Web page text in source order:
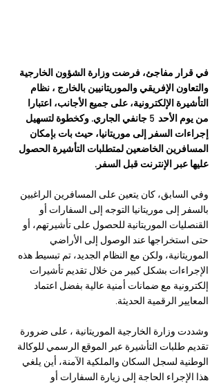
في قرار مفاجئ، فرضت وزارة الشؤون الخارجية
والتعاون الإفريقي والموريتانيين بالخارج ، نظام
التأشيرة الإلكترونية، على جميع الأجانب، اعتبارا
من يوم الأحد  5 جانفي الجاري. وكخطوة لتسهيل
إجراءات السفر إلى موريتانيا، حيث بات بإمكان
المسافرين الخاضعين لمتطلبات التأشيرة الحصول
عليها عبر الإنترنت قبل السفر.
وفي السابق، كان يتعين على المسافرين الراغبين
بالسفر إلى موريتانيا التوجه إلى السفارات أو
القنصليات الموريتانية للحصول على تأشيرتهم، أو
حتى استخراجها عند الوصول إلى الأراضي
الموريتانية، ولكن مع النظام الجديد، تم تبسيط هذه
الإجراءات بشكل كبير من خلال تقديم تأشيرات
إلكترونية مع ضمانات أمنية عالية بفضل اعتماد
المعايير الرقمية الحديثة.
وشددت وزارة الخارجية الموريتانية ، على ضرورة
تقديم طلبات التأشيرة عبر الموقع الرسمي للوكالة
الوطنية لسجل السكان والملكية الآمنة، أين يلغي
هذا الإجراء الحاجة إلى زيارة السفارات أو